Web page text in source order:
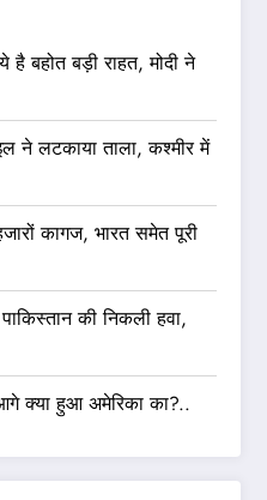
बहोत बड़ी राहत, मोदी ने
ने लटकाया ताला, कश्मीर में
कागज, भारत समेत पूरी
की निकली हवा,
क्या हुआ अमेरिका का?..